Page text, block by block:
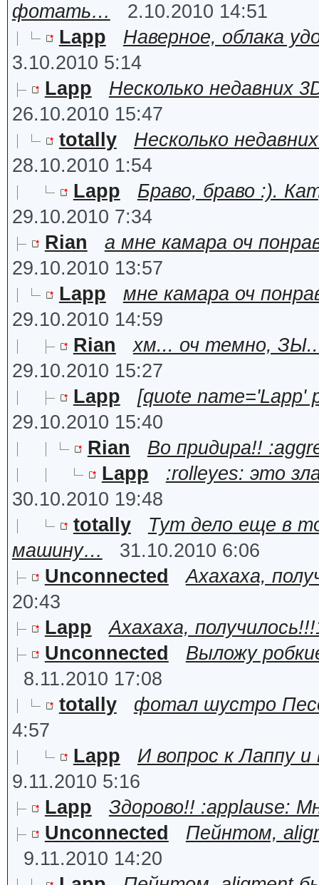
фотать…
2.10.2010 14:51
Lapp
Наверное, облака
3.10.2010 5:14
Lapp
Несколько недавних
26.10.2010 15:47
totally
Несколько
28.10.2010 1:54
Lapp
Браво, браво :).
29.10.2010 7:34
Rian
а мне камара оч
29.10.2010 13:57
Lapp
мне камара оч
29.10.2010 14:59
Rian
хм... оч темно,
29.10.2010 15:27
Lapp
[quote name='Lapp'
29.10.2010 15:40
Rian
Во придира!!
Lapp
:rolleyes: это
30.10.2010 19:48
totally
Тут дело еще в
машину…
31.10.2010 6:06
Unconnected
Ахахаха,
20:43
Lapp
Ахахаха,
Unconnected
Выложу
8.11.2010 17:08
totally
фотал шустро
4:57
Lapp
И вопрос к Лаппу
9.11.2010 5:16
Lapp
Здорово!! :applause:
Unconnected
Пейнтом,
9.11.2010 14:20